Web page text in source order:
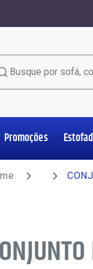
Office
Promoções
Sofás
de Jantar
e Painéis